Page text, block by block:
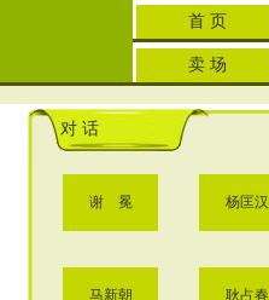
首 页
卖 场
对 话
谢 冕 杨匡汉
马新朝 耿占春